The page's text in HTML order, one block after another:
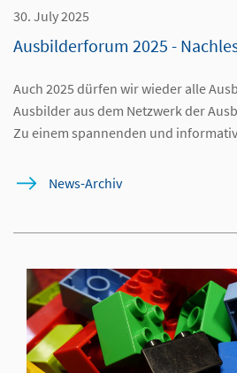
News-Archiv
30. July 2025
Ausbilderforum 2025 -
Auch 2025 dürfen wir wieder alle
Ausbilder aus dem Netzwerk der
Zu einem spannenden und